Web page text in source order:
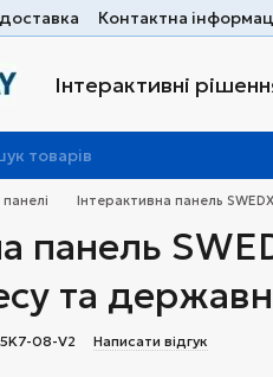
Контактна
Інтерактивні
Інтерактивна панель
панель
та
08-V2 Написати відгук